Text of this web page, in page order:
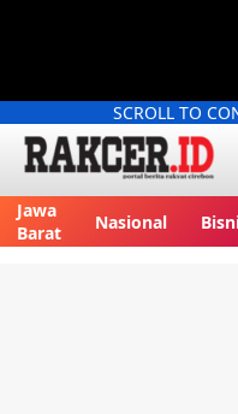
SCROLL TO
Jawa
Barat
Nasional